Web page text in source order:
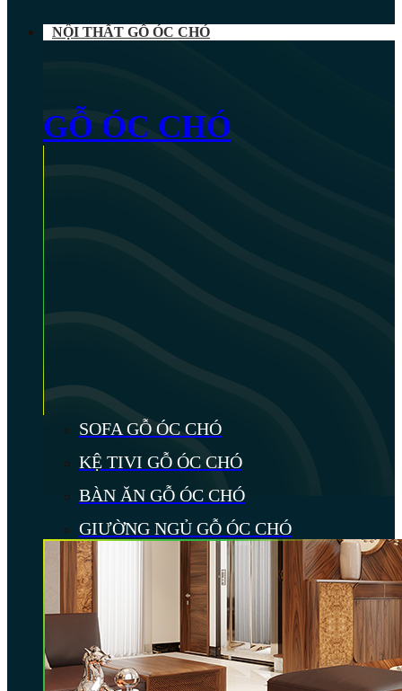
NỘI THẤT GỖ ÓC CHÓ
GỖ ÓC CHÓ
SOFA GỖ ÓC CHÓ
KỆ TIVI GỖ ÓC CHÓ
BÀN ĂN GỖ ÓC CHÓ
GIƯỜNG NGỦ GỖ ÓC CHÓ